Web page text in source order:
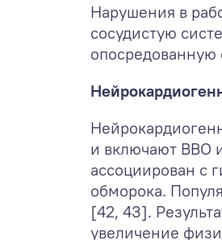
Нарушения в
сосудистую
и включают ВВО
ассоциирован с
обморока.
[42, 43].
увеличение